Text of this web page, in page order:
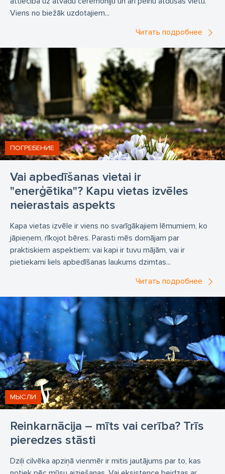
Viens no biežāk uzdotajiem...
Читать подробнее
Vai apbedīšanas vietai ir
"enerģētika"? Kapu vietas izvēles
neierastais aspekts
ПОГРЕБЕНИЕ
Kapa vietas izvēle ir viens no svarīgākajiem lēmumiem, ko
jāpieņem, rīkojot bēres. Parasti mēs domājam par
praktiskiem aspektiem: vai kapi ir tuvu mājām, vai ir
pietiekami liels apbedīšanas laukums dzimtas...
Читать подробнее
Reinkarnācija – mīts vai cerība? Trīs
pieredzes stāsti
МЫСЛИ
Dziļi cilvēka apziņā vienmēr ir mitis jautājums par to, kas